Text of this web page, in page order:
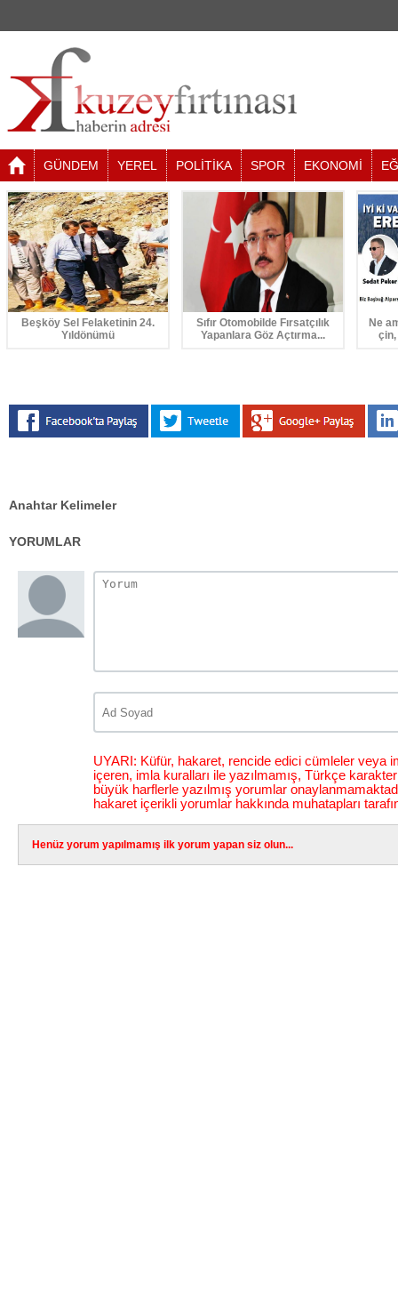
GÜNDEM YEREL POLİTİKA SPOR EKONOMİ
Beşköy Sel Felaketinin 24.
Yıldönümü
Sıfır Otomobilde Fırsatçılık
Yapanlara Göz Açtırma...
Ne
Anahtar Kelimeler
YORUMLAR
UYARI: Küfür, hakaret, rencide edici cümleler veya
içeren, imla kuralları ile yazılmamış, Türkçe
büyük harflerle yazılmış yorumlar
hakaret içerikli yorumlar hakkında muhatapları
Henüz yorum yapılmamış ilk yorum yapan siz olun...